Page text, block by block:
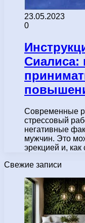
23.05.2023
0
Сиалиса:
Современные
стрессовый
негативные
мужчин. Это
эрекцией и,
Свежие записи